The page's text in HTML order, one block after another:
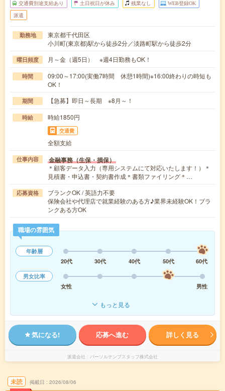
交通費別途支給あり 土日祝日が休み 残業なし WEB登録OK
派遣
勤務地
東京都千代田区
小川町(東京都)駅から徒歩2分／淡路町駅から徒歩2分
曜日頻度 月～金（週5日） ※週4日勤務もOK！
時間
09:00～17:00(実働7時間 休憩1時間)※16:00終わりの時短も
OK！
期間 【急募】即日～長期 ※8月～！
時給 時給1850円
交通費
全額支給
仕事内容 金融事務（生保・損保）
＊顧客データ入力（専用システムにて対応いたします！）＊
見積書・申込書・契約書作成＊書類ファイリング＊…
応募資格
ブランクOK / 英語力不要
保険会社や代理店で就業経験のある方♪業界未経験OK！ブラ
ンクある方OK
職場の雰囲気
年齢層
20代
30代 40代 50代
60代
男女比率
女性
男性
もっと見る
気になる! 応募へ進む 詳しく見る
派遣会社 パーソルテンプスタッフ株式会社
未読 掲載日 2026/08/06